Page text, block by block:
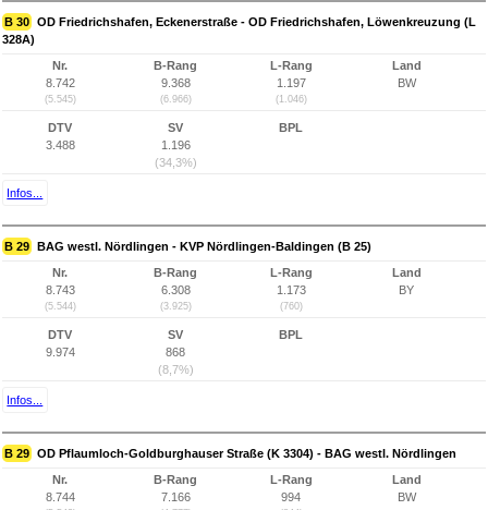
B 30 OD Friedrichshafen, Eckenerstraße - OD Friedrichshafen, Löwenkreuzung (L
328A)
Nr.
8.742
(5.545)
B-Rang
9.368
(6.966)
L-Rang
1.197
(1.046)
Land
BW
DTV
3.488
SV
1.196
(34,3%)
BPL
Infos...
B 29 BAG westl. Nördlingen - KVP Nördlingen-Baldingen (B 25)
Nr.
8.743
(5.544)
B-Rang
6.308
(3.925)
L-Rang
1.173
(760)
Land
BY
DTV
9.974
SV
868
(8,7%)
BPL
Infos...
B 29 OD Pflaumloch-Goldburghauser Straße (K 3304) - BAG westl. Nördlingen
Nr.
8.744
B-Rang
7.166
L-Rang
994
Land
BW